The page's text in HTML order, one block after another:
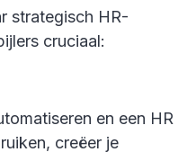
strategisch HR-
cruciaal:
en een HR
creëer je